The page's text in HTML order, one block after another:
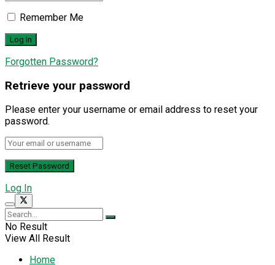
Remember Me
Forgotten Password?
Retrieve your password
Please enter your username or email address to reset your
password.
Log In
No Result
View All Result
Home